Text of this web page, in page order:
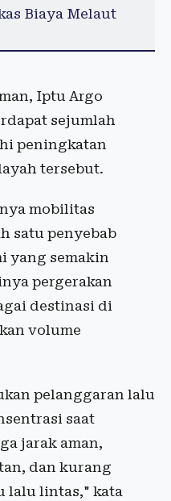
Biaya Melaut
Iptu Argo
sejumlah
peningkatan
tersebut.
mobilitas
satu penyebab
yang semakin
pergerakan
destinasi di
volume
pelanggaran lalu
saat
jarak aman,
dan kurang
lalu lintas," kata